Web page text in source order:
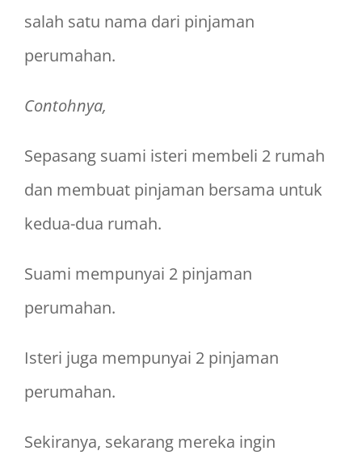
salah satu nama dari pinjaman
perumahan.
Contohnya,
Sepasang suami isteri membeli 2 rumah
dan membuat pinjaman bersama untuk
kedua-dua rumah.
Suami mempunyai 2 pinjaman
perumahan.
Isteri juga mempunyai 2 pinjaman
perumahan.
Sekiranya, sekarang mereka ingin